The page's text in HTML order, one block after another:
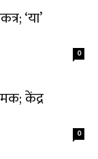
‘या’
0
केंद्र
0